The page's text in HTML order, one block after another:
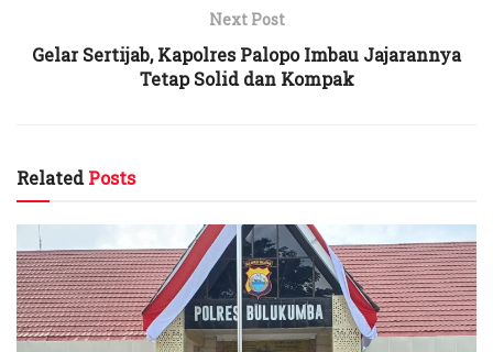
Next Post
Gelar Sertijab, Kapolres Palopo Imbau Jajarannya
Tetap Solid dan Kompak
RelatedPosts